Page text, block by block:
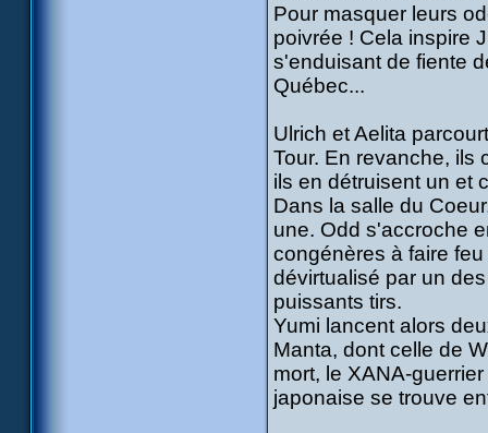
Pour masquer leurs
poivrée ! Cela inspire
s'enduisant de fiente
Québec...
Ulrich et Aelita
Tour. En revanche, ils
ils en détruisent un et
Dans la salle du
une. Odd s'accroche
congénères à faire
dévirtualisé par un
puissants tirs.
Yumi lancent alors
Manta, dont celle de
mort, le XANA-
japonaise se trouve